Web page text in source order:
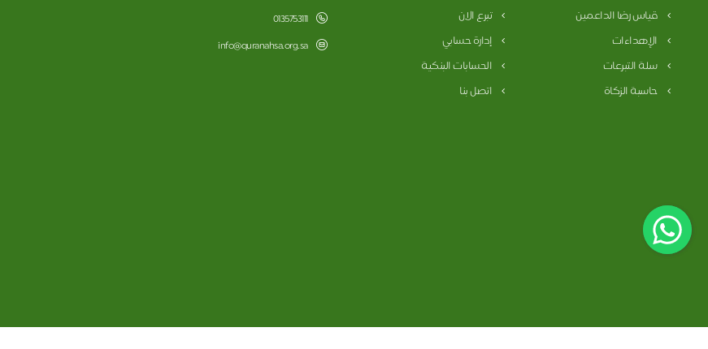
قياس رضا الداعمين
تبرع الان
الإهداءات
إدارة حسابي
سلة التبرعات
الحسابات البنكية
حاسبة الزكاة
اتصل بنا
0135753111
info@quranahsa.org.sa